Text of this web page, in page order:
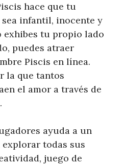
hace que tu
infantil, inocente y
exhibes tu propio lado
puedes atraer
Piscis en línea.
la que tantos
el amor a través de
ayuda a un
todas sus
juego de